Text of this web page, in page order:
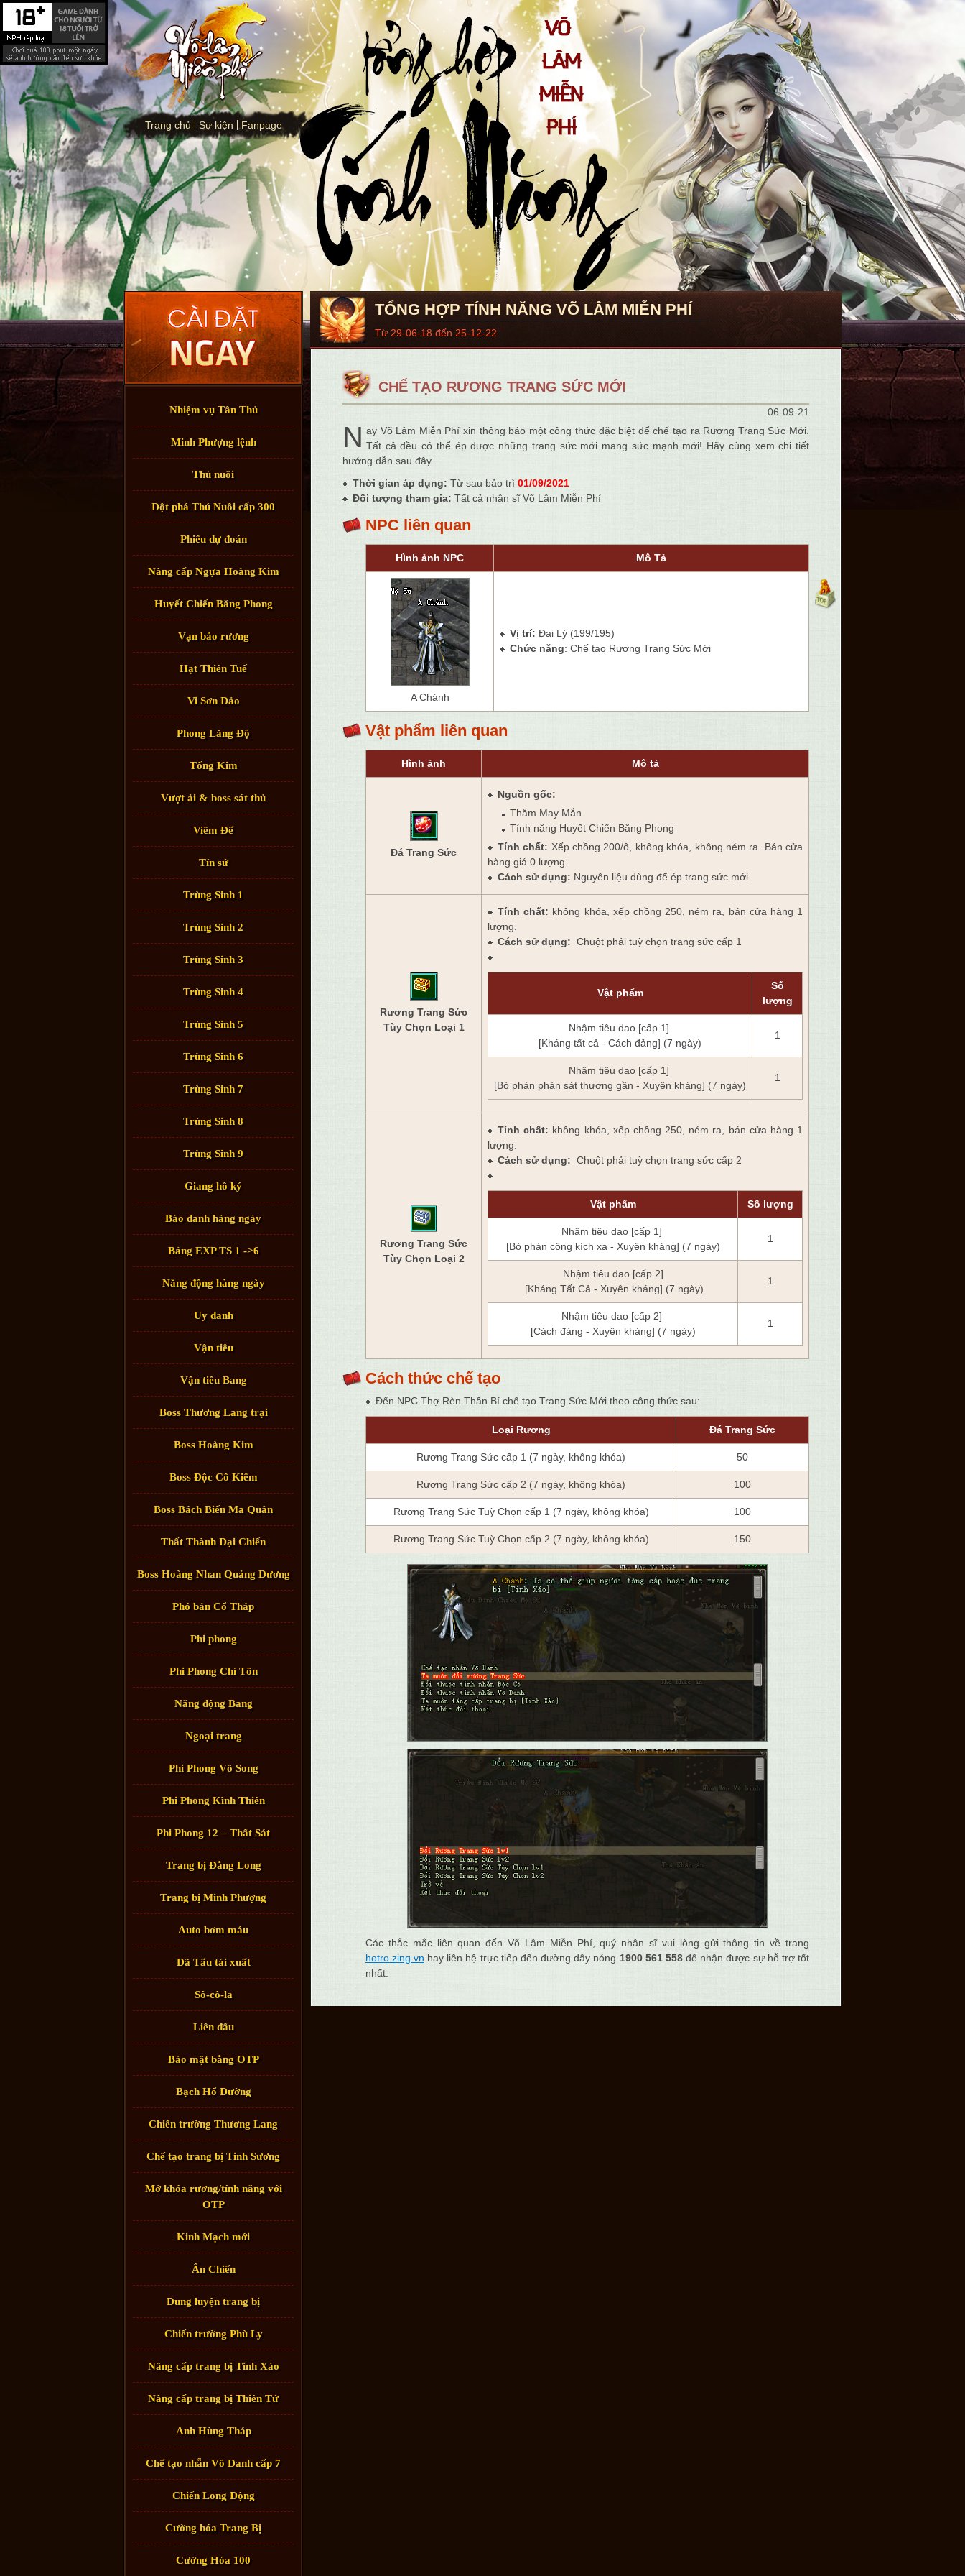
Trang chủ Sự kiện Fanpage
Nhiệm vụ Tân Thủ
Minh Phượng lệnh
Thú nuôi
Đột phá Thú Nuôi cấp 300
Phiếu dự đoán
Nâng cấp Ngựa Hoàng Kim
Huyết Chiến Băng Phong
Vạn bảo rương
Hạt Thiên Tuế
Vi Sơn Đảo
Phong Lăng Độ
Tống Kim
Vượt ải & boss sát thủ
Viêm Đế
Tín sứ
Trùng Sinh 1
Trùng Sinh 2
Trùng Sinh 3
Trùng Sinh 4
Trùng Sinh 5
Trùng Sinh 6
Trùng Sinh 7
Trùng Sinh 8
Trùng Sinh 9
Giang hồ ký
Báo danh hàng ngày
Bảng EXP TS 1 ->6
Năng động hàng ngày
Uy danh
Vận tiêu
Vận tiêu Bang
Boss Thương Lang trại
Boss Hoàng Kim
Boss Độc Cô Kiếm
Boss Bách Biến Ma Quân
Thất Thành Đại Chiến
Boss Hoàng Nhan Quảng Dương
Phó bản Cổ Tháp
Phi phong
Phi Phong Chí Tôn
Năng động Bang
Ngoại trang
Phi Phong Vô Song
Phi Phong Kình Thiên
Phi Phong 12 – Thất Sát
Trang bị Đằng Long
Trang bị Minh Phượng
Auto bơm máu
Dã Tẩu tái xuất
Sô-cô-la
Liên đấu
Bảo mật bằng OTP
Bạch Hổ Đường
Chiến trường Thương Lang
Chế tạo trang bị Tinh Sương
Mở khóa rương/tính năng với
OTP
Kinh Mạch mới
Ấn Chiến
Dung luyện trang bị
Chiến trường Phù Ly
Nâng cấp trang bị Tinh Xảo
Nâng cấp trang bị Thiên Tứ
Anh Hùng Tháp
Chế tạo nhẫn Vô Danh cấp 7
Chiến Long Động
Cường hóa Trang Bị
Cường Hóa 100
TỔNG HỢP TÍNH NĂNG VÕ LÂM MIỄN PHÍ
Từ 29-06-18 đến 25-12-22
CHẾ TẠO RƯƠNG TRANG SỨC MỚI
06-09-21
N ay Võ Lâm Miễn Phí xin thông báo một công thức đặc biệt để chế tạo ra Rương Trang Sức Mới.
Tất cả đều có thể ép được những trang sức mới mang sức mạnh mới! Hãy cùng xem chi tiết
hướng dẫn sau đây.
Thời gian áp dụng: Từ sau bảo trì 01/09/2021
Đối tượng tham gia: Tất cả nhân sĩ Võ Lâm Miễn Phí
NPC liên quan
Hình ảnh NPC Mô Tả
A Chánh
Vị trí: Đại Lý (199/195)
Chức năng: Chế tạo Rương Trang Sức Mới
Vật phẩm liên quan
Hình ảnh Mô tả
Đá Trang Sức
Nguồn gốc:
Thăm May Mắn
Tính năng Huyết Chiến Băng Phong
Tính chất: Xếp chồng 200/ô, không khóa , không ném ra. Bán cửa
hàng giá 0 lượng.
Cách sử dụng: Nguyên liệu dùng để ép trang sức mới
Rương Trang Sức
Tùy Chọn Loại 1
Tính chất: không khóa , xếp chồng 250, ném ra, bán cửa hàng 1
lượng.
Cách sử dụng: Chuột phải tuỳ chọn trang sức cấp 1
Vật phẩm
Số
lượng
Nhậm tiêu dao [cấp 1]
[Kháng tất cả - Cách đảng] (7 ngày)
1
Nhậm tiêu dao [cấp 1]
[Bỏ phản phản sát thương gần - Xuyên kháng] (7 ngày)
1
Rương Trang Sức
Tùy Chọn Loại 2
Tính chất: không khóa , xếp chồng 250, ném ra, bán cửa hàng 1
lượng.
Cách sử dụng: Chuột phải tuỳ chọn trang sức cấp 2
Vật phẩm Số lượng
Nhậm tiêu dao [cấp 1]
[Bỏ phản công kích xa - Xuyên kháng] (7 ngày)
1
Nhậm tiêu dao [cấp 2]
[Kháng Tất Cả - Xuyên kháng] (7 ngày)
1
Nhậm tiêu dao [cấp 2]
[Cách đảng - Xuyên kháng] (7 ngày)
1
Cách thức chế tạo
Đến NPC Thợ Rèn Thần Bí chế tạo Trang Sức Mới theo công thức sau:
Loại Rương Đá Trang Sức
Rương Trang Sức cấp 1 (7 ngày, không khóa) 50
Rương Trang Sức cấp 2 (7 ngày, không khóa) 100
Rương Trang Sức Tuỳ Chọn cấp 1 (7 ngày, không khóa) 100
Rương Trang Sức Tuỳ Chọn cấp 2 (7 ngày, không khóa) 150
Các thắc mắc liên quan đến Võ Lâm Miễn Phí, quý nhân sĩ vui lòng gửi thông tin về trang
hotro.zing.vn hay liên hệ trực tiếp đến đường dây nóng 1900 561 558để nhận được sự hỗ trợ tốt
nhất.